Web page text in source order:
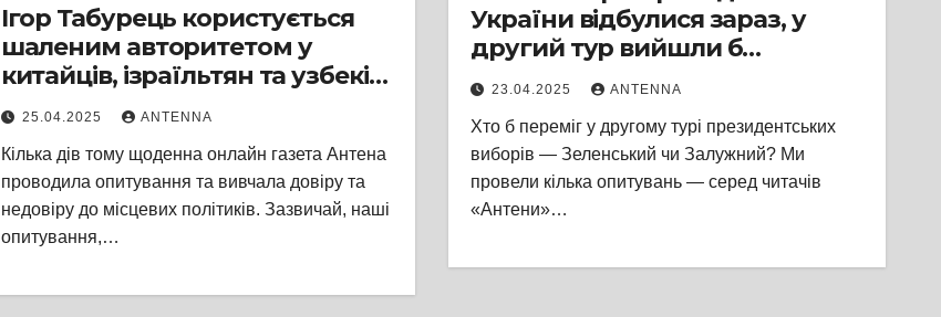
Ігор Табурець користується
шаленим авторитетом у
китайців, ізраїльтян та узбеків,
але в Черкасах не дуже —
наслідки впливу на інтернет-
опитування вражають
25.04.2025 ANTENNA
Кілька дів тому щоденна онлайн газета Антена
проводила опитування та вивчала довіру та
недовіру до місцевих політиків. Зазвичай, наші
опитування,…
України відбулися зараз, у
другий тур вийшли б
Зеленський та Залужний, а
переміг би Зеленський, —
опитування
23.04.2025 ANTENNA
Хто б переміг у другому турі президентських
виборів — Зеленський чи Залужний? Ми
провели кілька опитувань — серед читачів
«Антени»…